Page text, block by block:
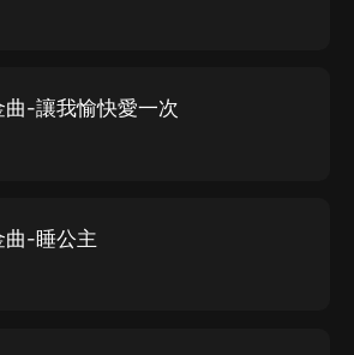
曲-讓我愉快愛一次
曲-睡公主